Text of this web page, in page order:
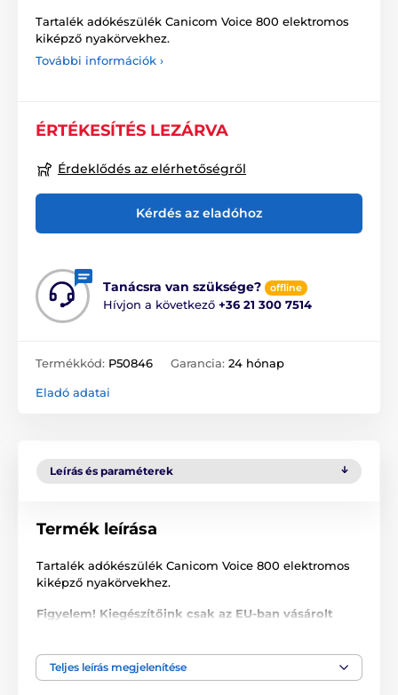
Tartalék adókészülék Canicom Voice 800 elektromos
kiképző nyakörvekhez.
További információk ›
ÉRTÉKESÍTÉS LEZÁRVA
Érdeklődés az elérhetőségről
Kérdés az eladóhoz
Tanácsra van szüksége? offline
Hívjon a következő +36 21 300 7514
Termékkód: P50846 Garancia: 24 hónap
Eladó adatai
Leírás és paraméterek
Termék leírása
Tartalék adókészülék Canicom Voice 800 elektromos
kiképző nyakörvekhez.
Figyelem! Kiegészítőink csak az EU-ban vásárolt
termékekhez vásárol tőlünk tartozékokat, a
termékek nem lesznek kompatibilisek! Különböző
Teljes leírás megjelenítése